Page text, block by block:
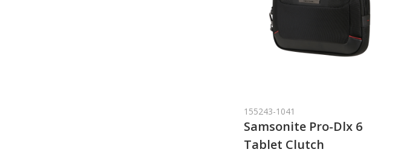
155243-1041
Samsonite Pro-Dlx 6
Tablet Clutch